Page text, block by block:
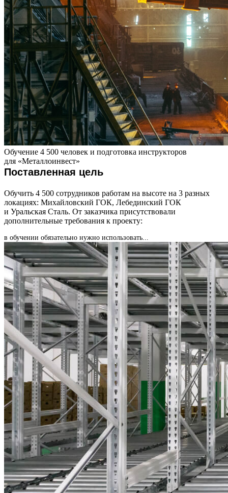
Обучение 4 500 человек и подготовка инструкторов
для «Металлоинвест»
Поставленная цель
Обучить 4 500 сотрудников работам на высоте на 3 разных
локациях: Михайловский ГОК, Лебединский ГОК
и Уральская Сталь. От заказчика присутствовали
дополнительные требования к проекту:
в обучении обязательно нужно использовать...